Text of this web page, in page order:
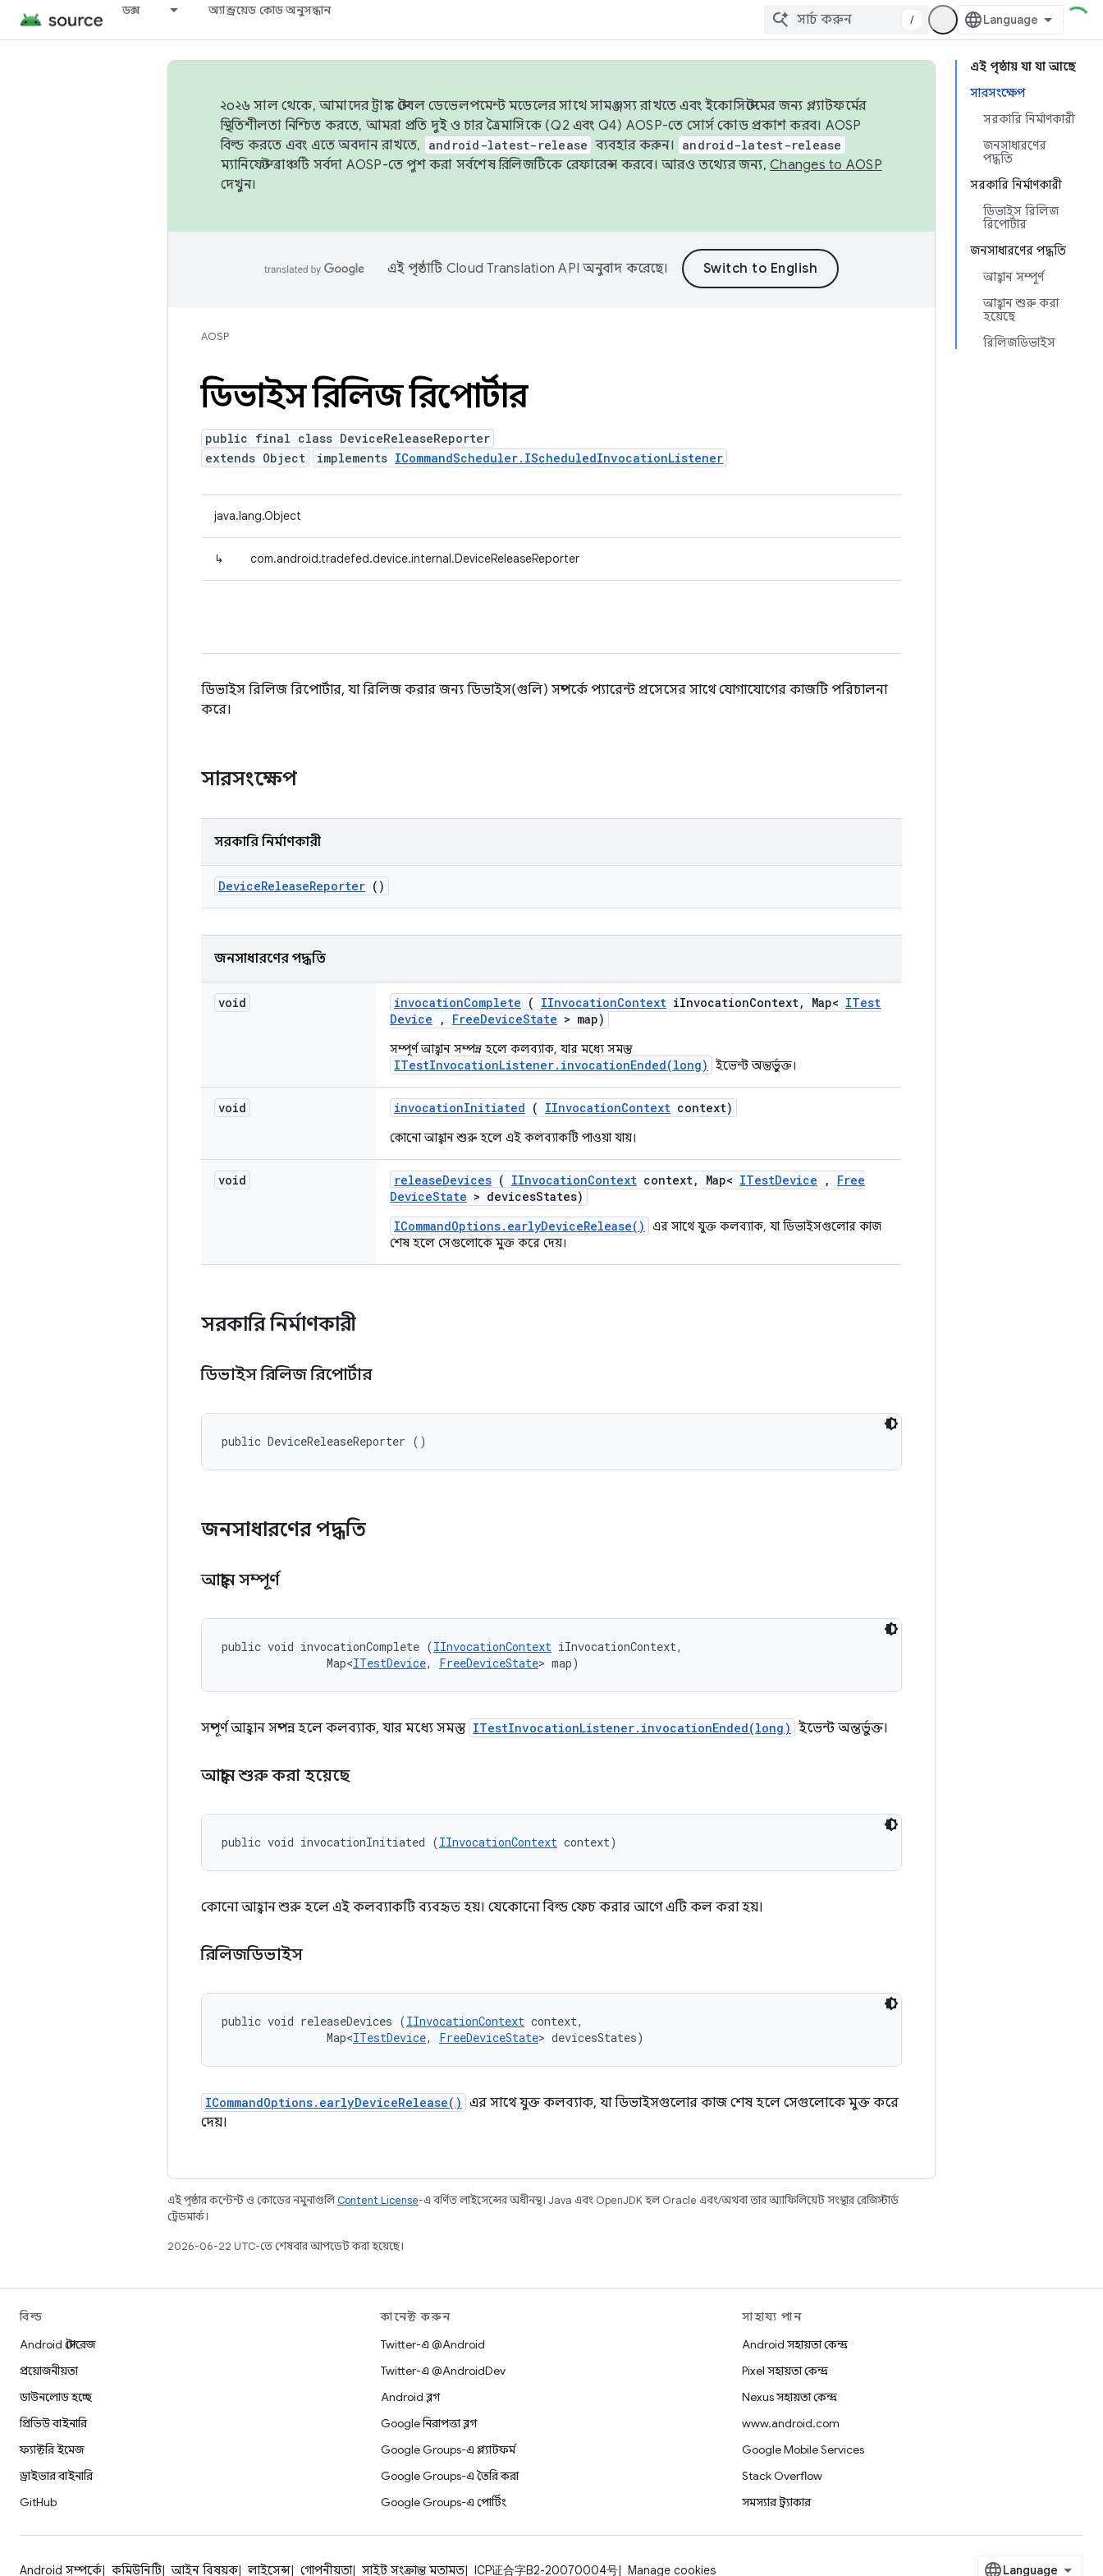
ডক্স অ্যান্ড্রয়েড কোড অনুসন্ধান
/
এই পৃষ্ঠায় যা যা আছে
সারসংক্ষেপ
সরকারি নির্মাণকারী
জনসাধারণের
পদ্ধতি
সরকারি নির্মাণকারী
ডিভাইস রিলিজ
রিপোর্টার
জনসাধারণের পদ্ধতি
আহ্বান সম্পূর্ণ
আহ্বান শুরু করা
হয়েছে
রিলিজডিভাইস
২০২৬ সাল থেকে, আমাদের ট্রাঙ্ক স্টেবল ডেভেলপমেন্ট মডেলের সাথে সামঞ্জস্য রাখতে এবং ইকোসিস্টেমের জন্য প্ল্যাটফর্মের
স্থিতিশীলতা নিশ্চিত করতে, আমরা প্রতি দুই ও চার ত্রৈমাসিকে (Q2 এবং Q4) AOSP-তে সোর্স কোড প্রকাশ করব। AOSP
বিল্ড করতে এবং এতে অবদান রাখতে,
android-latest-release ব্যবহার করুন। android-latest-release
ম্যানিফেস্ট ব্রাঞ্চটি সর্বদা AOSP-তে পুশ করা সর্বশেষ রিলিজটিকে রেফারেন্স করবে। আরও তথ্যের জন্য, Changes to AOSP
দেখুন।
এই পৃষ্ঠাটি Cloud Translation API অনুবাদ করেছে।
AOSP
ডিভাইস রিলিজ রিপোর্টার
public final class DeviceReleaseReporter
extends Object
implements ICommandScheduler.IScheduledInvocationListener
java.lang.Object
↳ com.android.tradefed.device.internal.DeviceReleaseReporter
ডিভাইস রিলিজ রিপোর্টার, যা রিলিজ করার জন্য ডিভাইস(গুলি) সম্পর্কে প্যারেন্ট প্রসেসের সাথে যোগাযোগের কাজটি পরিচালনা
করে।
সারসংক্ষেপ
সরকারি নির্মাণকারী
DeviceReleaseReporter ()
জনসাধারণের পদ্ধতি
void invocationComplete ( IInvocationContext iInvocationContext, Map< ITest
Device
, FreeDeviceState > map)
সম্পূর্ণ আহ্বান সম্পন্ন হলে কলব্যাক, যার মধ্যে সমস্ত
ITestInvocationListener.invocationEnded(long) ইভেন্ট অন্তর্ভুক্ত।
void invocationInitiated ( IInvocationContext context)
কোনো আহ্বান শুরু হলে এই কলব্যাকটি পাওয়া যায়।
void releaseDevices ( IInvocationContext context, Map< ITestDevice ,
Free
DeviceState > devicesStates)
ICommandOptions.earlyDeviceRelease()
এর সাথে যুক্ত কলব্যাক, যা ডিভাইসগুলোর কাজ
শেষ হলে সেগুলোকে মুক্ত করে দেয়।
সরকারি নির্মাণকারী
ডিভাইস রিলিজ রিপোর্টার
public DeviceReleaseReporter ()
জনসাধারণের পদ্ধতি
আহ্বান সম্পূর্ণ
public void invocationComplete (IInvocationContext iInvocationContext,
                Map<
ITestDevice, FreeDeviceState> map)
সম্পূর্ণ আহ্বান সম্পন্ন হলে কলব্যাক, যার মধ্যে সমস্ত ITestInvocationListener.invocationEnded(long) ইভেন্ট অন্তর্ভুক্ত।
আহ্বান শুরু করা হয়েছে
public void invocationInitiated (IInvocationContext context)
কোনো আহ্বান শুরু হলে এই কলব্যাকটি ব্যবহৃত হয়। যেকোনো বিল্ড ফেচ করার আগে এটি কল করা হয়।
রিলিজডিভাইস
public void releaseDevices (IInvocationContext context,
                Map<
ITestDevice, FreeDeviceState> devicesStates)
ICommandOptions.earlyDeviceRelease() এর সাথে যুক্ত কলব্যাক, যা ডিভাইসগুলোর কাজ শেষ হলে সেগুলোকে মুক্ত করে
দেয়।
এই পৃষ্ঠার কন্টেন্ট ও কোডের নমুনাগুলিContent License-এ বর্ণিত লাইসেন্সের অধীনস্থ। Java এবং OpenJDK হল Oracle এবং/অথবা তার অ্যাফিলিয়েট সংস্থার রেজিস্টার্ড
ট্রেডমার্ক।
2026-06-22 UTC-তে শেষবার আপডেট করা হয়েছে।
বিল্ড
Android স্টোরেজ
প্রয়োজনীয়তা
ডাউনলোড হচ্ছে
প্রিভিউ বাইনারি
ফ্যাক্টরি ইমেজ
ড্রাইভার বাইনারি
GitHub
কানেক্ট করুন
Twitter-এ @Android
Twitter-এ @AndroidDev
Android ব্লগ
Google নিরাপত্তা ব্লগ
Google Groups-এ প্ল্যাটফর্ম
Google Groups-এ তৈরি করা
Google Groups-এ পোর্টিং
সাহায্য পান
Android সহায়তা কেন্দ্র
Pixel সহায়তা কেন্দ্র
Nexus সহায়তা কেন্দ্র
www.android.com
Google Mobile Services
Stack Overflow
সমস্যার ট্র্যাকার
Android সম্পর্কে কমিউনিটি আইন বিষয়ক লাইসেন্স গোপনীয়তা সাইট সংক্রান্ত মতামত ICP证合字B2-20070004号 Manage cookies